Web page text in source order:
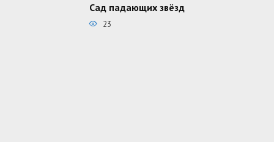
Сад падающих звёзд
23